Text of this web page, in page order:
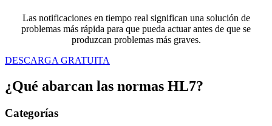
Las notificaciones en tiempo real significan una solución de
problemas más rápida para que pueda actuar antes de que se
produzcan problemas más graves.
DESCARGA GRATUITA
¿Qué abarcan las normas HL7?
Categorías